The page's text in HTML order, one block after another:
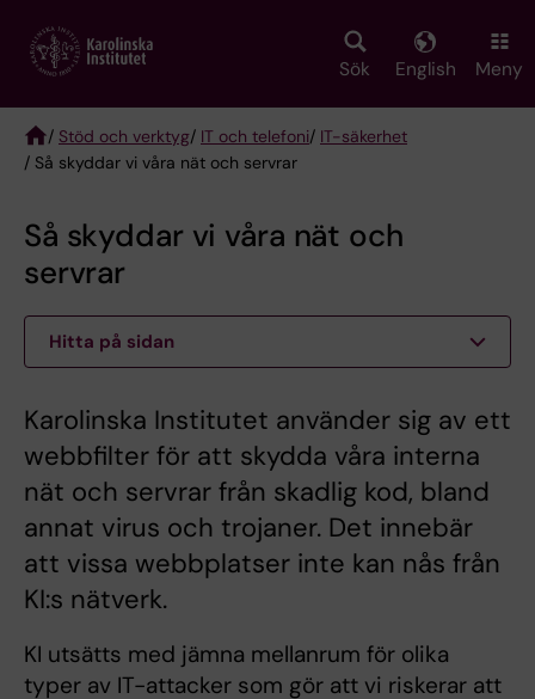
main
Sök English Meny
Breadcrumb
/ Stöd och verktyg/ IT och telefoni/ IT-säkerhet
/ Så skyddar vi våra nät och servrar
Så skyddar vi våra nät och
servrar
Hitta på sidan
Karolinska Institutet använder sig av ett
webbfilter för att skydda våra interna
nät och servrar från skadlig kod, bland
annat virus och trojaner. Det innebär
att vissa webbplatser inte kan nås från
KI:s nätverk.
KI utsätts med jämna mellanrum för olika
typer av IT-attacker som gör att vi riskerar att